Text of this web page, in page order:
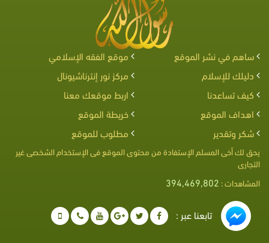
ساهم في نشر الموقع
موقع الفقه الإسلامي
دليلك للإسلام
مركز نور إنترناشيونال
كيف تساعدنا
اربط موقعك معنا
اهداف الموقع
خريطة الموقع
شكر وتقدير
مطلوب للموقع
يحق لك أخى المسلم الإستفادة من محتوى الموقع فى الإستخدام الشخصى غير
التجارى
المشاهدات : 394,469,802
تابعنا عبر :